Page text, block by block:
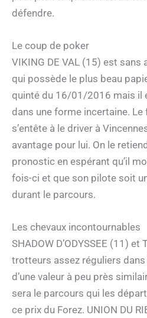
défendre.
Le coup de poker
VIKING DE VAL (15) est sans
qui possède le plus beau
quinté du 16/01/2016 mais il
dans une forme incertaine.
s’entête à le driver à
avantage pour lui. On le
pronostic en espérant qu’il
fois-ci et que son pilote soit
durant le parcours.
Les chevaux incontournables
SHADOW D’ODYSSEE (11)
trotteurs assez réguliers dans
d’une valeur à peu près
sera le parcours qui les
ce prix du Forez. UNION DU